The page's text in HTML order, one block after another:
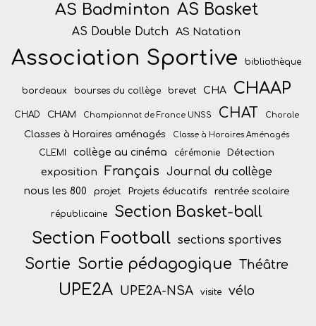
AS Badminton AS Basket
AS Double Dutch AS Natation
Association Sportive bibliothèque
bordeaux bourses du collège brevet CHA CHAAP
CHAD CHAM Championnat de France UNSS CHAT Chorale
Classes à Horaires aménagés Classe à Horaires Aménagés
CLEMI collège au cinéma cérémonie Détection
exposition Français Journal du collège
nous les 800 projet Projets éducatifs rentrée scolaire
républicaine Section Basket-ball
Section Football sections sportives
Sortie Sortie pédagogique Théâtre
UPE2A UPE2A-NSA visite vélo